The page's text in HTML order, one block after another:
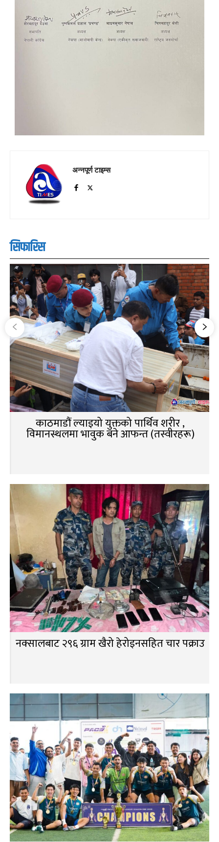
अन्नपूर्ण टाइम्स
सिफारिस
काठमाडौं ल्याइयो युक्तको पार्थिव शरीर ,
विमानस्थलमा भावुक बने आफन्त (तस्वीरहरू)
नक्सालबाट २९६ ग्राम खैरो हेरोइनसहित चार पक्राउ